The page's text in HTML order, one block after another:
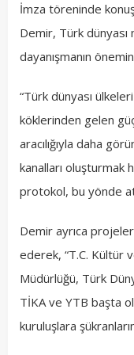
İmza töreninde
Demir, Türk dünyası
dayanışmanın
“Türk dünyası
köklerinden gelen
aracılığıyla daha
kanalları oluşturmak
protokol, bu yönde
Demir ayrıca
ederek, “T.C. Kültür
Müdürlüğü, Türk
TİKA ve YTB başta
kuruluşlara